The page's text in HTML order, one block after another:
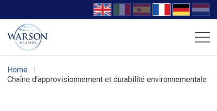
Chaussures DC WORK Crew
Home
|
Chaîne d’approvisionnement et durabilité environnementale